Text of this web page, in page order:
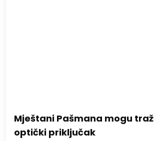
Mještani Pašmana mogu
optički priključak